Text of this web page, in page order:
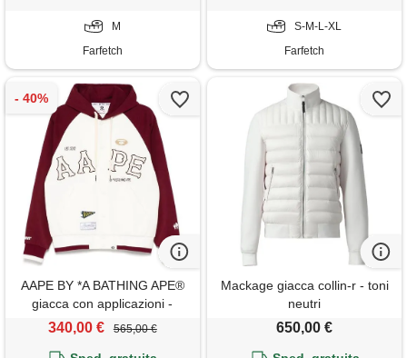
M
Farfetch
S-M-L-XL
Farfetch
AAPE BY *A BATHING APE®
giacca con applicazioni -
bianco
340,00 € 565,00 €
Mackage giacca collin-r - toni
neutri
650,00 €